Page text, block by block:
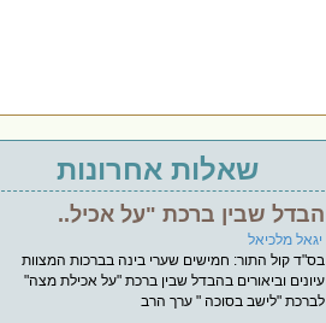
שאלות אחרונות
הבדל שבין ברכת "על אכיל..
יגאל מלכיאל
בס"ד קול התור: חמישים שערי בינה בברכות המצוות
עיונים וביאורים בהבדל שבין ברכת "על אכילת מצה"
לברכת "לישב בסוכה " ערך הרב